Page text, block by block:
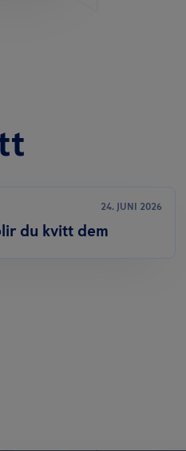
24. JUNI 2026
du kvitt dem